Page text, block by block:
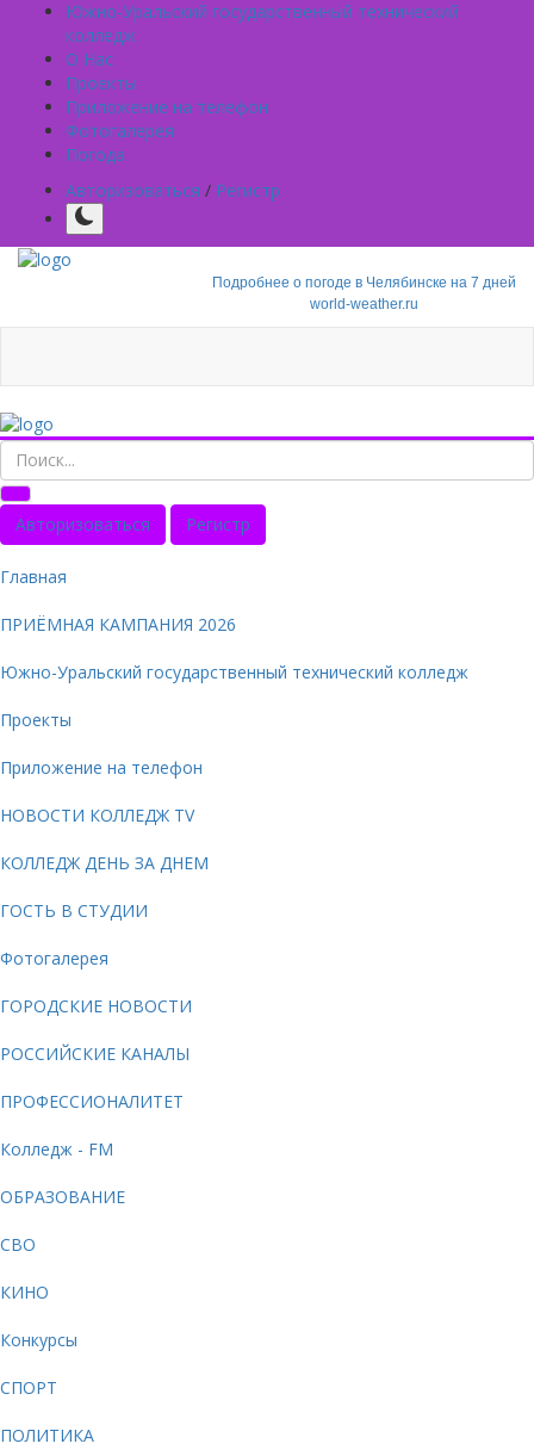
Южно-Уральский государственный технический
колледж
О Нас
Проекты
Приложение на телефон
Фотогалерея
Погода
Авторизоваться / Регистр
Подробнее о погоде в Челябинске на 7 дней
world-weather.ru
Авторизоваться Регистр
Главная
ПРИЁМНАЯ КАМПАНИЯ 2026
Южно-Уральский государственный технический колледж
Проекты
Приложение на телефон
НОВОСТИ КОЛЛЕДЖ TV
КОЛЛЕДЖ ДЕНЬ ЗА ДНЕМ
ГОСТЬ В СТУДИИ
Фотогалерея
ГОРОДСКИЕ НОВОСТИ
РОССИЙСКИЕ КАНАЛЫ
ПРОФЕССИОНАЛИТЕТ
Колледж - FM
ОБРАЗОВАНИЕ
СВО
КИНО
Конкурсы
СПОРТ
ПОЛИТИКА